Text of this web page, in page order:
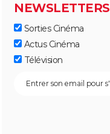
NEWSLETTERS
Sorties Cinéma
Actus Cinéma
Télévision